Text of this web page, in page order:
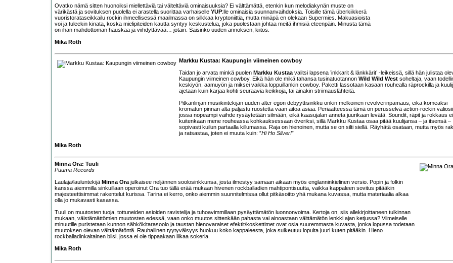
Ovatko nämä sitten huonoiksi miellettäviä tai välteltäviä ominaisuuksia? Ei välttämättä, etenkin kun melodiakynän muste on
värikästä ja sovituksen puolella ei arastella suorittaa varhaiselle YUP:lle ominaisia suunnanvaihdoksia. Toisille tämä überkiikkerä
vuoristorataseikkailu rockin ihmeellisessä maailmassa on silkkaa kryptoniittia, mutta minäpä en olekaan Supermies. Makuasioista
voi ja tuleekin kinata, koska mielipiteiden kautta syntyy keskustelua, joka puolestaan johtaa meitä ihmisiä eteenpäin. Minusta tämä
on ihan mahdottoman hauskaa ja viihdyttävää… jotain. Saisinko uuden annoksen, kiitos.
Mika Roth
Markku Kustaa: Kaupungin viimeinen cowboy
Taidan jo arvata minkä puolen Markku Kustaa valitsi lapsena ’inkkarit & länkkärit’ -leikeissä, sillä hän julistaa
Kaupungin viimeinen cowboy. Eikä hän ole mikä tahansa tusinatuotannon Wild Wild West soheltaja, vaan
keskiyön, aamuyön ja miksei vaikka loppuillankin cowboy. Paketti lassotaan kasaan rouhealla räprockilla ja
ajetaan kuin karjaa kohti seuraavia keikkoja, tai ainakin striimauslähteitä.
Pitkänlinjan musiikintekijän uuden alter egon debyyttisinkku onkin melkoinen revolverinpamaus, eikä komeaksi
kromatun pinnan alta paljastu ruostetta vaan aitoa asiaa. Periaatteessa tämä on perusselvä action-rockin
jossa nopeampi vaihde rysäytetään silmään, eikä kaasujalan anneta juurikaan levätä. Soundit, räpit ja rokkaus
kuitenkaan mene rouheassa kohkauksessaan överiksi, sillä Markku Kustaa osaa pitää kuulijansa – ja itsensä –
sopivasti kuilun partaalla killumassa. Raja on hienoinen, mutta se on silti siellä. Räyhätä osataan, mutta myös
ja ratsastaa, joten ei muuta kuin: ”Hi Ho Silver!”
Mika Roth
Minna Ora: Tuuli
Puuma Records
Laulaja/lauluntekijä Minna Ora julkaisee neljännen soolosinkkunsa, josta ilmestyy samaan aikaan myös englanninkielinen versio. Popin ja folkin
kanssa aiemmilla sinkuillaan operoinut Ora tuo tällä erää mukaan hivenen rockballadien mahtipontisuutta, vaikka kappaleen sovitus pitääkin
majesteettisimmat rakentelut kurissa. Tarina ei kerro, onko aiemmin suunnitelmissa ollut pitkäsoitto yhä mukana kuvassa, mutta materiaalia alkaa
olla jo mukavasti kasassa.
Tuuli on muutosten tuoja, tottuneiden asioiden ravistelija ja tuhoavimmillaan pysäyttämätön luonnonvoima. Kertoja on, siis allekirjoittaneen tulkinnan
mukaan, väistämättömien muutosten edessä, vaan onko muutos sittenkään pahasta vai ainoastaan välttämätön lenkki ajan ketjussa? Viimeiselle
minuutille puristetaan kunnon sähkökitarasoolo ja taustan hienovaraiset efektit/koskettimet ovat osia suuremmasta kuvasta, jonka lopussa todetaan
muutoksen olevan välttämätöntä. Rauhallinen tyytyväisyys huokuu koko kappaleesta, joka sulkeutuu lopulta juuri kuten pitääkin. Hieno
rockballadinkaltainen biisi, jossa ei ole tippaakaan liikaa sokeria.
Mika Roth